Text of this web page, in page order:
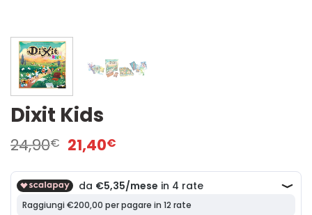
Dixit Kids
24,90€ Il
prezzo
originale
era:
24,90€.
21,40€
attuale
è:
21,40€.